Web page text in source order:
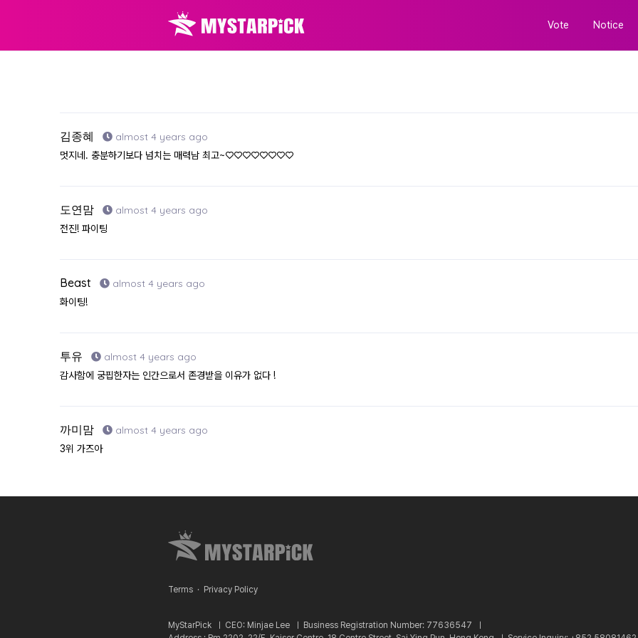
Vote Notice
김종혜 almost 4 years ago
멋지네. 충분하기보다 넘치는 매력남 최고~♡♡♡♡♡♡♡♡
도연맘 almost 4 years ago
전진! 파이팅
Beast almost 4 years ago
화이팅!
투유 almost 4 years ago
감사함에 궁핍한자는 인간으로서 존경받을 이유가 없다 !
까미맘 almost 4 years ago
3위 가즈아
Terms · Privacy Policy
MyStarPick ㅣ CEO: Minjae Lee ㅣ Business Registration Number: 77636547 ㅣ